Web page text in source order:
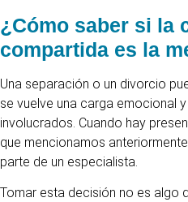
¿Cómo saber si la
compartida es la
Una separación o un divorcio
se vuelve una carga emocional
involucrados. Cuando hay
que mencionamos
parte de un especialista.
Tomar esta decisión no es algo